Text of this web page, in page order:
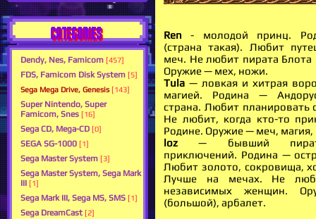
CATEGORIES
Dendy, Nes, Famicom [457]
FDS, Famicom Disk System [5]
Sega Mega Drive, Genesis [143]
Super Nintendo, Super
Famicom, Snes [16]
Sega CD, Mega-CD [0]
SEGA SG-1000 [1]
Sega Master System [3]
Sega Master System, Sega Mark
III [1]
Sega Mark III, Sega MS, SMS [1]
Sega DreamCast [2]
Ren - молодой принц.
(страна такая). Любит
меч. Не любит пирата Блота
Оружие — мех, ножи.
Tula — ловкая и хитрая
магией. Родина —
страна. Любит планировать
Не любит, когда кто-то
Родине. Оружие — меч, магия,
loz — бывший пират,
приключений. Родина —
Любит золото, сокровища,
Лучше на мечах. Не
независимых женщин.
(большой), арбалет.